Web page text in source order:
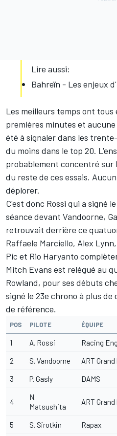
Lire aussi:
Bahreïn - Les enjeux
Les meilleurs temps ont tous
premières minutes et
été à signaler dans les
du moins dans le top 20.
probablement concentré sur
du reste de ces essais.
déplorer.
C'est donc Rossi qui a signé
séance devant Vandoorne,
retrouvait derrière ce
Raffaele Marciello, Alex
Pic et Rio Haryanto
Mitch Evans est relégué au
Rowland, pour ses débuts
signé le 23e chrono à plus
de référence.
POS PILOTE ÉQUIPE
1 A. Rossi Racing
2 S. Vandoorne ART Grand
3 P. Gasly DAMS
4
N.
Matsushita
ART Grand
5 S. Sirotkin Rapax